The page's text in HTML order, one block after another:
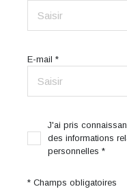
E-mail *
J'ai pris
des informations
personnelles *
* Champs obligatoires